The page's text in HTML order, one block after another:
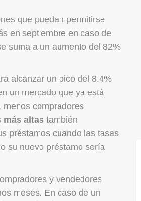
que puedan permitirse
en septiembre en caso de
suma a un aumento del 82%
alcanzar un pico del 8.4%
un mercado que ya está
menos compradores
más altas también
préstamos cuando las tasas
su nuevo préstamo sería
y vendedores
meses. En caso de un